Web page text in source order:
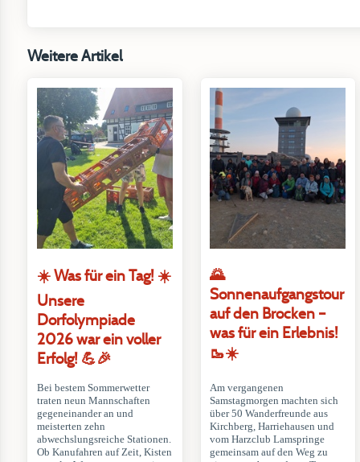
Weitere Artikel
☀️ Was für ein Tag! ☀️
Unsere
Dorfolympiade
2026 war ein voller
Erfolg! 💪🎉
Bei bestem Sommerwetter
traten neun Mannschaften
gegeneinander an und
meisterten zehn
abwechslungsreiche Stationen.
Ob Kanufahren auf Zeit, Kisten
🌄
Sonnenaufgangstour
auf den Brocken –
was für ein Erlebnis!
🥾☀️
Am vergangenen
Samstagmorgen machten sich
über 50 Wanderfreunde aus
Kirchberg, Harriehausen und
vom Harzclub Lamspringe
gemeinsam auf den Weg zu